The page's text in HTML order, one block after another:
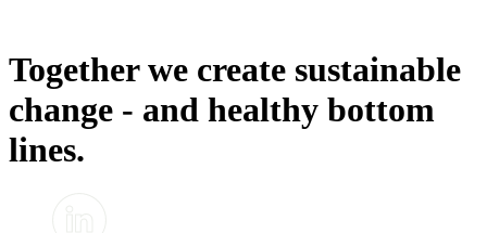
Together we create sustainable
change - and healthy bottom
lines.